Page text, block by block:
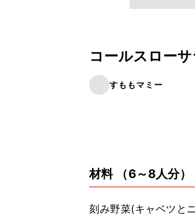
コールスロー
すももマミー
材料 （6～8人分）
刻み野菜(キャベツと